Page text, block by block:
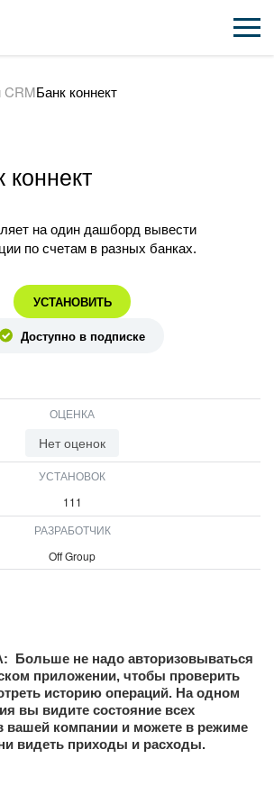
ВХОД
CRMБанк коннект
коннект
на один дашборд вывести
по счетам в разных банках.
УСТАНОВИТЬ
Доступно в подписке
ОЦЕНКА
Нет оценок
УСТАНОВОК
111
РАЗРАБОТЧИК
Off Group
не надо авторизовываться
приложении, чтобы проверить
историю операций. На одном
вы видите состояние всех
вашей компании и можете в режиме
видеть приходы и расходы.